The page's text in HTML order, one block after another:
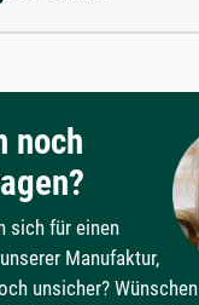
noch
sich für einen
Manufaktur,
unsicher?